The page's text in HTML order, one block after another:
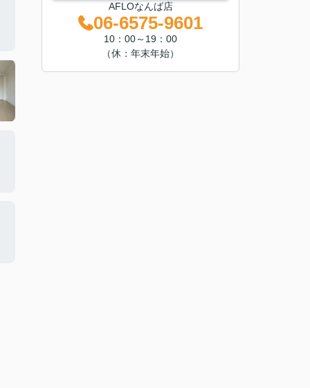
AFLOなんば店
06-6575-9601
10：00～19：00
（休：年末年始）